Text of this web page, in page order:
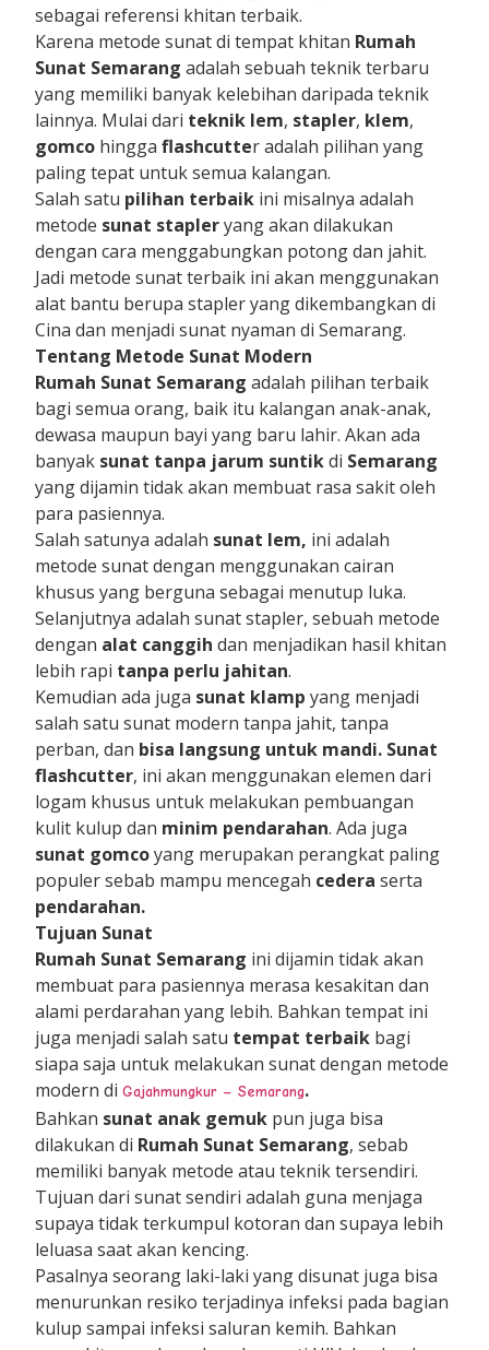
sebagai referensi khitan terbaik.
Karena metode sunat di tempat khitan Rumah
Sunat Semarang adalah sebuah teknik terbaru
yang memiliki banyak kelebihan daripada teknik
lainnya. Mulai dari teknik lem, stapler, klem,
gomco hinggaflashcutter adalah pilihan yang
paling tepat untuk semua kalangan.
Salah satu pilihan terbaik ini misalnya adalah
metode sunat stapleryang akan dilakukan
dengan cara menggabungkan potong dan jahit.
Jadi metode sunat terbaik ini akan menggunakan
alat bantu berupa stapler yang dikembangkan di
Cina dan menjadi sunat nyaman di Semarang.
Tentang Metode Sunat Modern
Rumah Sunat Semarang adalah pilihan terbaik
bagi semua orang, baik itu kalangan anak-anak,
dewasa maupun bayi yang baru lahir. Akan ada
banyak sunat tanpa jarum suntikdi Semarang
yang dijamin tidak akan membuat rasa sakit oleh
para pasiennya.
Salah satunya adalah sunat lem, ini adalah
metode sunat dengan menggunakan cairan
khusus yang berguna sebagai menutup luka.
Selanjutnya adalah sunat stapler, sebuah metode
dengan alat canggih dan menjadikan hasil khitan
lebih rapi tanpa perlu jahitan.
Kemudian ada juga sunat klampyang menjadi
salah satu sunat modern tanpa jahit, tanpa
perban, dan bisa langsung untuk mandi. Sunat
flashcutter, ini akan menggunakan elemen dari
logam khusus untuk melakukan pembuangan
kulit kulup dan minim pendarahan. Ada juga
sunat gomcoyang merupakan perangkat paling
populer sebab mampu mencegah cederaserta
pendarahan.
Tujuan Sunat
Rumah Sunat Semarang ini dijamin tidak akan
membuat para pasiennya merasa kesakitan dan
alami perdarahan yang lebih. Bahkan tempat ini
juga menjadi salah satu tempat terbaik bagi
siapa saja untuk melakukan sunat dengan metode
modern diGajahmungkur – Semarang.
Bahkan sunat anak gemuk pun juga bisa
dilakukan di Rumah Sunat Semarang, sebab
memiliki banyak metode atau teknik tersendiri.
Tujuan dari sunat sendiri adalah guna menjaga
supaya tidak terkumpul kotoran dan supaya lebih
leluasa saat akan kencing.
Pasalnya seorang laki-laki yang disunat juga bisa
menurunkan resiko terjadinya infeksi pada bagian
kulup sampai infeksi saluran kemih. Bahkan